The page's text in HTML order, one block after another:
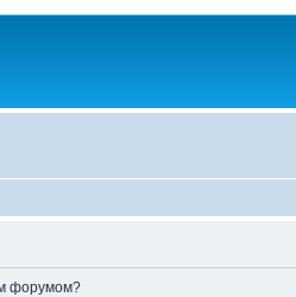
форумом?